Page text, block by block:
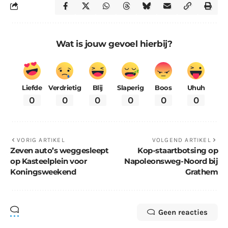
Wat is jouw gevoel hierbij?
Liefde
0
Verdrietig
0
Blij
0
Slaperig
0
Boos
0
Uhuh
0
VORIG ARTIKEL
Zeven auto’s weggesleept
op Kasteelplein voor
Koningsweekend
VOLGEND ARTIKEL
Kop-staartbotsing op
Napoleonsweg-Noord bij
Grathem
Geen reacties